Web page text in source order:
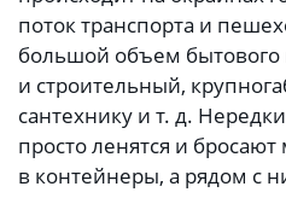
поток транспорта и
большой объем бытового
и строительный,
сантехнику и т. д.
просто ленятся и
в контейнеры, а рядом с